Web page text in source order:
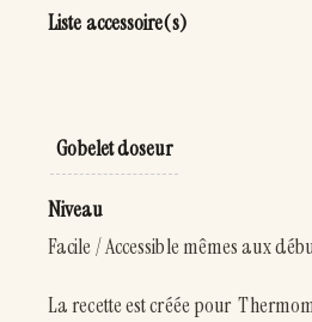
Liste accessoire(s)
Gobelet doseur
Niveau
Facile / Accessible mêmes aux
La recette est créée pour